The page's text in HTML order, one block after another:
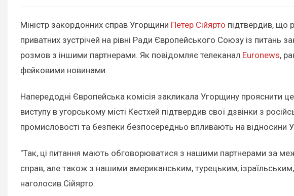
Міністр закордонних справ Угорщини Петер Сійярто підтвердив, що
приватних зустрічей на рівні Ради Європейського Союзу із питань
розмов з іншими партнерами. Як повідомляє телеканал Euronews,
фейковими новинами.
Напередодні Європейська комісія закликала Угорщину прояснити
виступу в угорському місті Кестхей підтвердив свої дзвінки з
промисловості та безпеки безпосередньо впливають на
"Так, ці питання мають обговорюватися з нашими партнерами за
справ, але також з нашими американським, турецьким,
наголосив Сійярто.